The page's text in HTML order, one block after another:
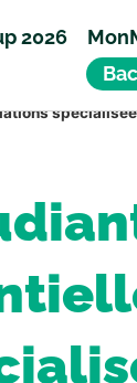
2026